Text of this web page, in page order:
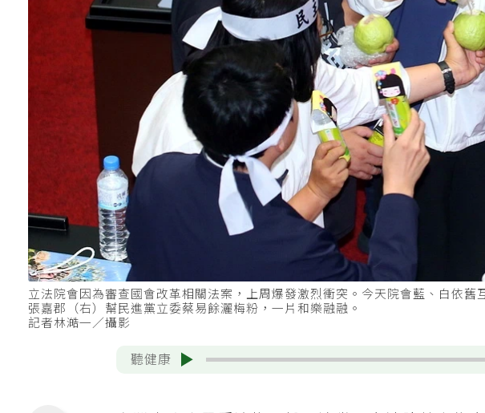
立法院會因為審查國會改革相關法案，上周爆發激烈衝突。今天院會藍、白依
張嘉郡（右）幫民進黨立委蔡易餘灑梅粉，一片和樂融融。
記者林澔一／攝影
聽健康